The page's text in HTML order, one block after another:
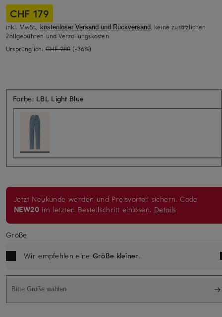
CHF 179
inkl. MwSt., kostenloser Versand und Rückversand, keine zusätzlichen
Zollgebühren und Verzollungskosten
Ursprünglich: CHF 280 (-36%)
Farbe: LBL Light Blue
Jetzt Neukunde werden und Preisvorteil sichern. Code
NEW20 im letzten Bestellschritt einlösen. Details
Größe
Wir empfehlen eine Größe kleiner.
Bitte Größe wählen